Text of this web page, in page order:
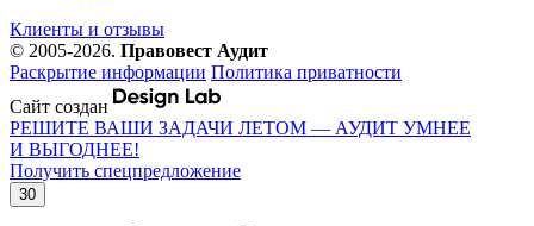
Клиенты и отзывы
© 2005-2026. Правовест Аудит
Раскрытие информации Политика приватности
Сайт создан
РЕШИТЕ ВАШИ ЗАДАЧИ ЛЕТОМ — АУДИТ УМНЕЕ
И ВЫГОДНЕЕ!
Получить спецпредложение
30